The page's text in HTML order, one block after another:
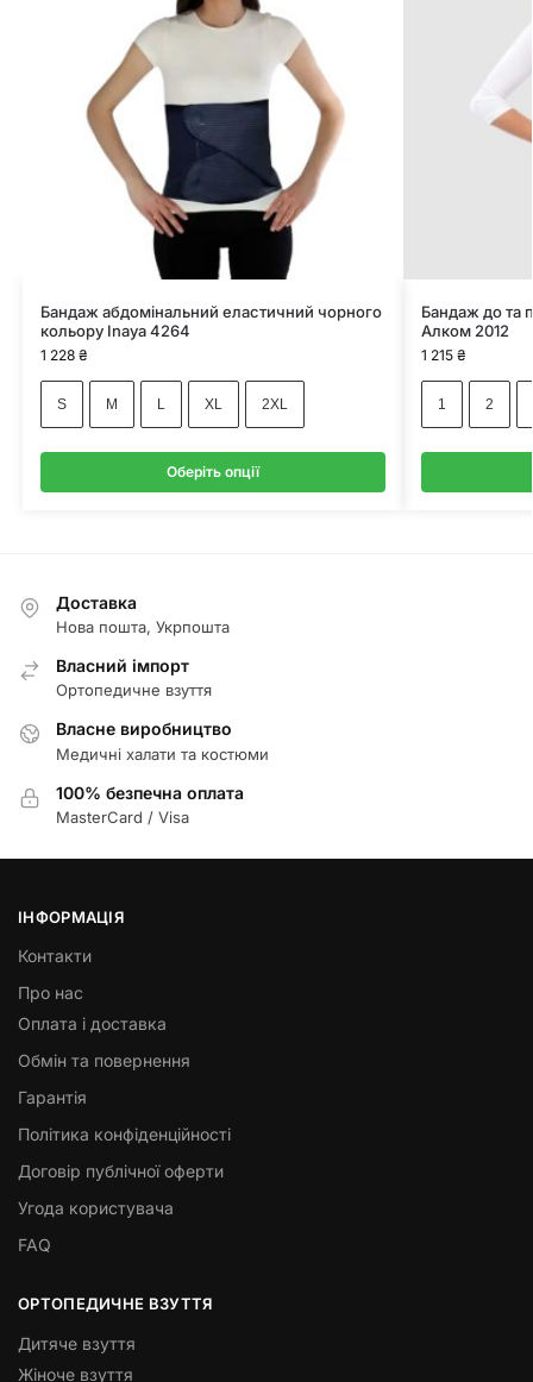
Бандаж абдомінальний еластичний чорного
кольору Inaya 4264
1 228 ₴
S M L XL 2XL
Оберіть опції
Бандаж до та
Алком 2012
1 215 ₴
1 2
Доставка
Нова пошта, Укрпошта
Власний імпорт
Ортопедичне взуття
Власне виробництво
Медичні халати та костюми
100% безпечна оплата
MasterCard / Visa
ІНФОРМАЦІЯ
Контакти
Про нас
Оплата і доставка
Обмін та повернення
Гарантія
Політика конфіденційності
Договір публічної оферти
Угода користувача
FAQ
ОРТОПЕДИЧНЕ ВЗУТТЯ
Дитяче взуття
Жіноче взуття